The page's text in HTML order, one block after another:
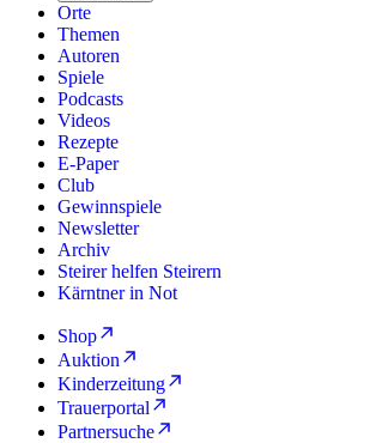
Orte
Themen
Autoren
Spiele
Podcasts
Videos
Rezepte
E-Paper
Club
Gewinnspiele
Newsletter
Archiv
Steirer helfen Steirern
Kärntner in Not
Shop
Auktion
Kinderzeitung
Trauerportal
Partnersuche